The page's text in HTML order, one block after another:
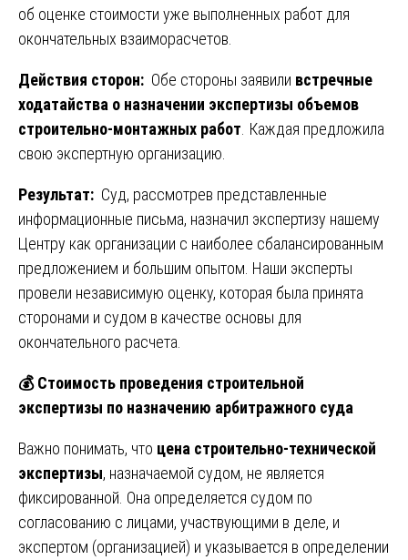
об оценке стоимости уже выполненных работ для
окончательных взаиморасчетов.
Действия сторон: Обе стороны заявили встречные
ходатайства о назначении экспертизы объемов
строительно-монтажных работ . Каждая предложила
свою экспертную организацию.
Результат: Суд, рассмотрев представленные
информационные письма, назначил экспертизу нашему
Центру как организации с наиболее сбалансированным
предложением и большим опытом. Наши эксперты
провели независимую оценку, которая была принята
сторонами и судом в качестве основы для
окончательного расчета.
💰Стоимость проведения строительной
экспертизы по назначению арбитражного суда
Важно понимать, что цена строительно-технической
экспертизы, назначаемой судом, не является
фиксированной. Она определяется судом по
согласованию с лицами, участвующими в деле, и
экспертом (организацией) и указывается в определении